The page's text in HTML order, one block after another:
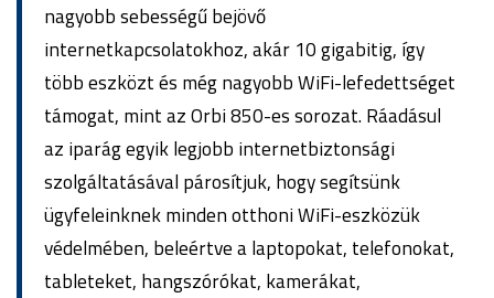
nagyobb sebességű bejövő
internetkapcsolatokhoz, akár 10 gigabitig, így
több eszközt és még nagyobb WiFi-lefedettséget
támogat, mint az Orbi 850-es sorozat. Ráadásul
az iparág egyik legjobb internetbiztonsági
szolgáltatásával párosítjuk, hogy segítsünk
ügyfeleinknek minden otthoni WiFi-eszközük
védelmében, beleértve a laptopokat, telefonokat,
tableteket, hangszórókat, kamerákat,